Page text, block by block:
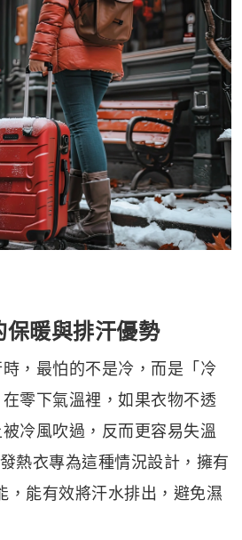
暖與排汗優勢
，最怕的不是冷，而是「冷
零下氣溫裡，如果衣物不透
冷風吹過，反而更容易失溫
熱衣專為這種情況設計，擁有
，能有效將汗水排出，避免濕